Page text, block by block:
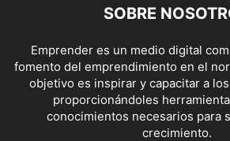
SOBRE
Emprender es un medio digital
fomento del emprendimiento en el
objetivo es inspirar y capacitar a
proporcionándoles
conocimientos necesarios para
crecimiento.